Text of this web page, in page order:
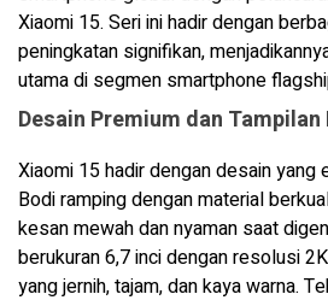
Xiaomi 15. Seri ini hadir dengan
peningkatan signifikan,
utama di segmen smartphone
Desain Premium dan
Xiaomi 15 hadir dengan desain yang
Bodi ramping dengan material
kesan mewah dan nyaman saat
berukuran 6,7 inci dengan resolusi
yang jernih, tajam, dan kaya warna.